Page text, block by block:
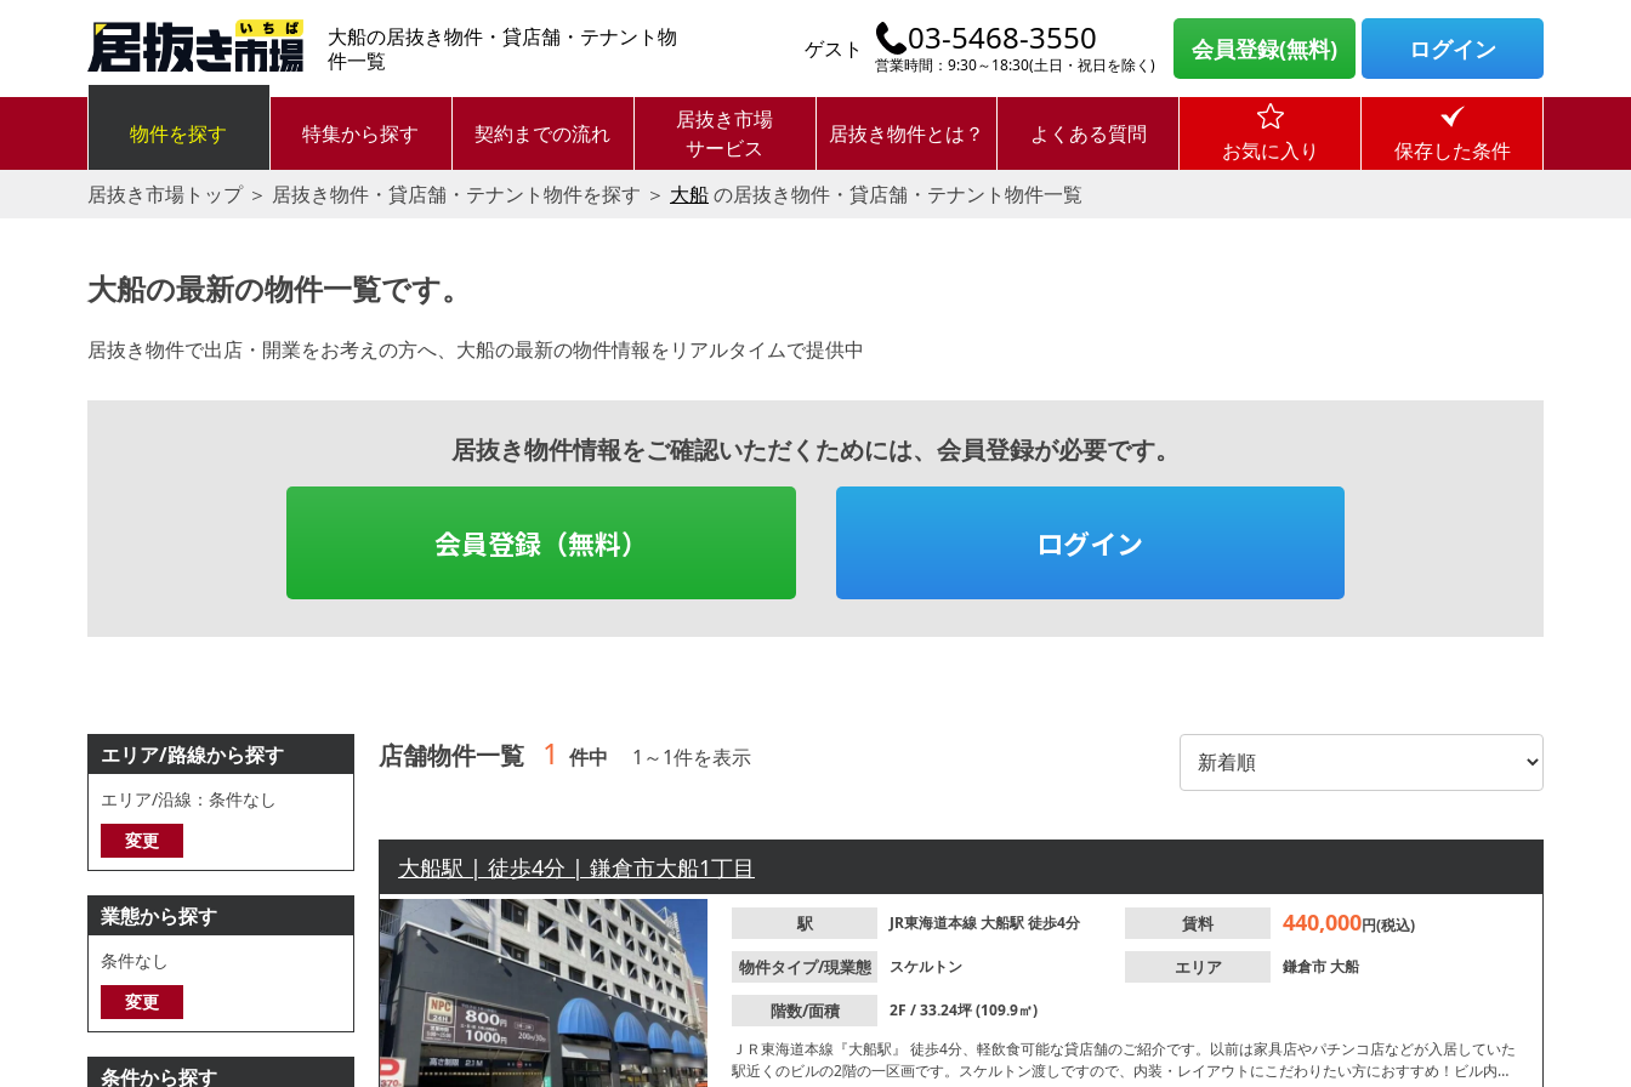
大船の居抜き物件・貸店舗・テナント物
件一覧
ゲスト 03-5468-3550
営業時間：9:30～18:30(土日・祝日を除く)
会員登録(無料) ログイン
物件を探す 特集から探す 契約までの流れ
居抜き市場
サービス
居抜き物件とは？ よくある質問
お気に入り
保存した条件
居抜き市場トップ＞ 居抜き物件・貸店舗・テナント物件を探す ＞ 大船の居抜き物件・貸店舗・テナント物件一覧
大船の最新の物件一覧です。
居抜き物件で出店・開業をお考えの方へ、大船の最新の物件情報をリアルタイムで提供中
居抜き物件情報をご確認いただくためには、会員登録が必要です。
会員登録（無料） ログイン
エリア/路線から探す
エリア/沿線：条件なし
変更
業態から探す
条件なし
変更
条件から探す
店舗物件一覧 1 件中 1 ～1件を表示
大船駅 | 徒歩4分 | 鎌倉市大船1丁目
駅 JR東海道本線大船駅徒歩4分 賃料 440,000円(税込)
物件タイプ/現業態 スケルトン エリア 鎌倉市大船
階数/面積
2F / 33.24坪 (109.9㎡)
ＪＲ東海道本線『⼤船駅』 徒歩4分、軽飲食可能な貸店舗のご紹介です。以前は家具店やパチンコ店などが入居していた
駅近くのビルの2階の一区画です。スケルトン渡しですので、内装・レイアウトにこだわりたい方におすすめ！ビル内に